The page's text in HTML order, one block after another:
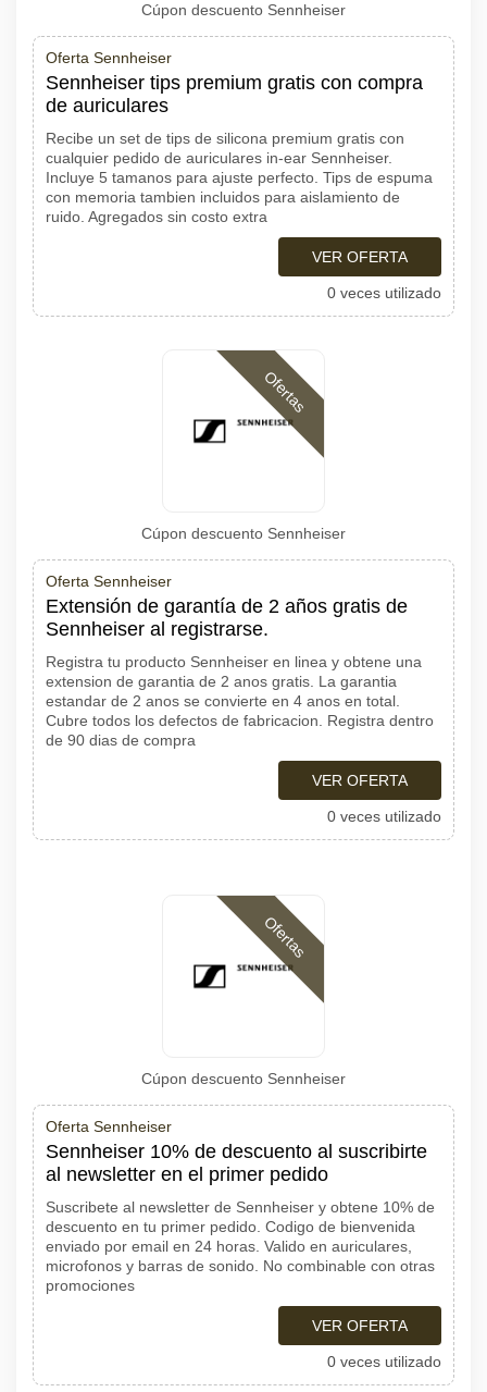
Cúpon descuento Sennheiser
Oferta Sennheiser
Sennheiser tips premium gratis con compra
de auriculares
Recibe un set de tips de silicona premium gratis con
cualquier pedido de auriculares in-ear Sennheiser.
Incluye 5 tamanos para ajuste perfecto. Tips de espuma
con memoria tambien incluidos para aislamiento de
ruido. Agregados sin costo extra
VER OFERTA
0 veces utilizado
Ofertas
Cúpon descuento Sennheiser
Oferta Sennheiser
Extensión de garantía de 2 años gratis de
Sennheiser al registrarse.
Registra tu producto Sennheiser en linea y obtene una
extension de garantia de 2 anos gratis. La garantia
estandar de 2 anos se convierte en 4 anos en total.
Cubre todos los defectos de fabricacion. Registra dentro
de 90 dias de compra
VER OFERTA
0 veces utilizado
Ofertas
Cúpon descuento Sennheiser
Oferta Sennheiser
Sennheiser 10% de descuento al suscribirte
al newsletter en el primer pedido
Suscribete al newsletter de Sennheiser y obtene 10% de
descuento en tu primer pedido. Codigo de bienvenida
enviado por email en 24 horas. Valido en auriculares,
microfonos y barras de sonido. No combinable con otras
promociones
VER OFERTA
0 veces utilizado